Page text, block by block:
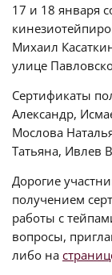
17 и 18 января
Михаил
улице
Сертификаты
Александр,
Мослова
Татьяна, Ивлев
Дорогие
получением
работы с
вопросы,
либо на